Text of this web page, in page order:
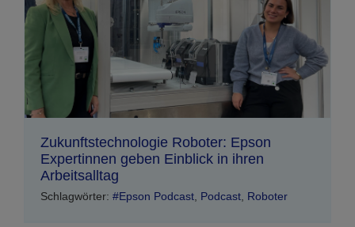
Zukunftstechnologie Roboter: Epson
Expertinnen geben Einblick in ihren
Arbeitsalltag
Schlagwörter: #Epson Podcast Podcast Roboter